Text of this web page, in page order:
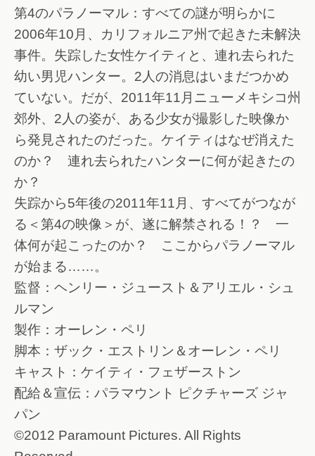
第4のパラノーマル：すべての謎が明らかに
2006年10月、カリフォルニア州で起きた未解決
事件。失踪した女性ケイティと、連れ去られた
幼い男児ハンター。2人の消息はいまだつかめ
ていない。だが、2011年11月ニューメキシコ州
郊外、2人の姿が、ある少女が撮影した映像か
ら発見されたのだった。ケイティはなぜ消えた
のか？ 連れ去られたハンターに何が起きたの
か？
失踪から5年後の2011年11月、すべてがつなが
る＜第4の映像＞が、遂に解禁される！？ 一
体何が起こったのか？ ここからパラノーマル
が始まる……。
監督：ヘンリー・ジュースト＆アリエル・シュ
ルマン
製作：オーレン・ペリ
脚本：ザック・エストリン＆オーレン・ペリ
キャスト：ケイティ・フェザーストン
配給＆宣伝：パラマウント ピクチャーズ ジャ
パン
©2012 Paramount Pictures. All Rights